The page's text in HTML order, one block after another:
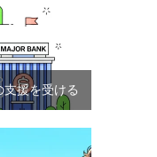
援を受ける